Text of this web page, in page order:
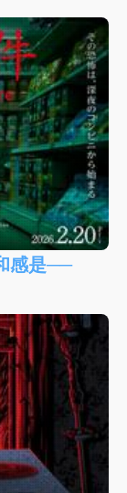
感是──